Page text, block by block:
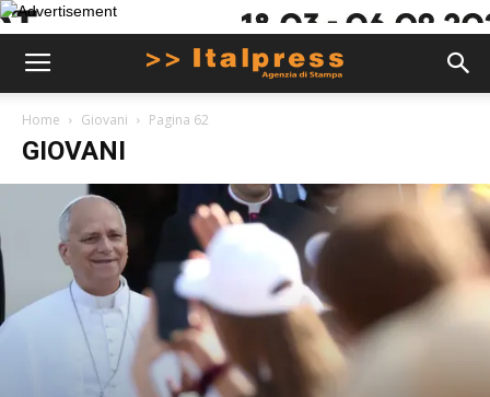
Home Giovani Pagina 62
GIOVANI